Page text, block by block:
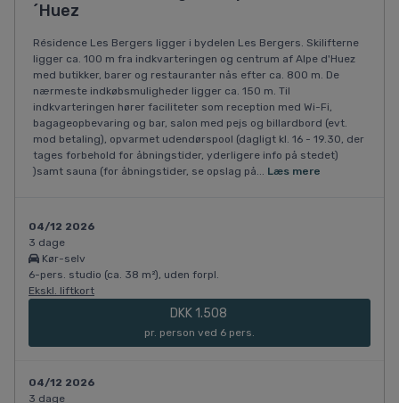
´Huez
Résidence Les Bergers ligger i bydelen Les Bergers. Skilifterne
ligger ca. 100 m fra indkvarteringen og centrum af Alpe d'Huez
med butikker, barer og restauranter nås efter ca. 800 m. De
nærmeste indkøbsmuligheder ligger ca. 150 m. Til
indkvarteringen hører faciliteter som reception med Wi-Fi,
bagageopbevaring og bar, salon med pejs og billardbord (evt.
mod betaling), opvarmet udendørspool (dagligt kl. 16 - 19.30, der
tages forbehold for åbningstider, yderligere info på stedet)
)samt sauna (for åbningstider, se opslag på... Læs mere
04/12 2026
3 dage
Kør-selv
6-pers. studio (ca. 38 m²), uden forpl.
Ekskl. liftkort
DKK 1.508
pr. person ved 6 pers.
04/12 2026
3 dage